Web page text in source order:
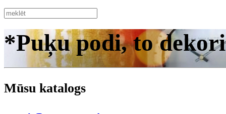
*Puķu podi, to dekori
Mūsu katalogs